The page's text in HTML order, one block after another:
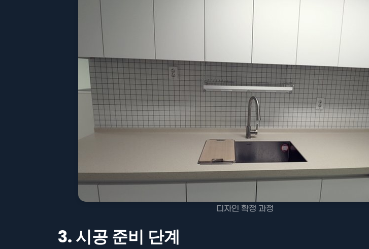
디자인 확정 과정
3. 시공 준비 단계